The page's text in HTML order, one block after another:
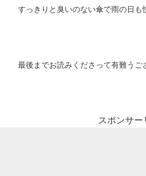
すっきりと臭いのない傘で雨の日も
最後までお読みくださって有難うご
スポンサー